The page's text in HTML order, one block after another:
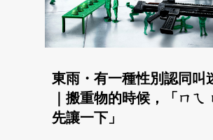
東雨・有一種性別認同叫
｜搬重物的時候，「ㄇㄟ
先讓一下」